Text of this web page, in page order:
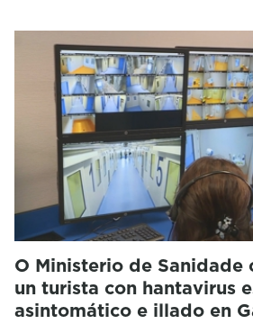
O Ministerio de Sanidade
un turista con hantavirus
asintomático e illado en